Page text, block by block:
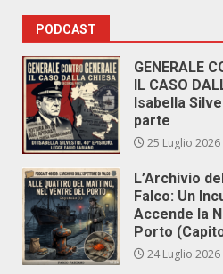
PODCAST
GENERALE
IL CASO
Isabella
parte
25 Luglio 2026
L’Archivio
Falco: Un
Accende la
Porto
24 Luglio 2026